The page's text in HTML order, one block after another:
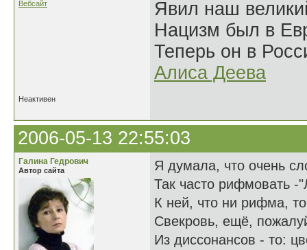
Вебсайт
Явил наш
Нацизм был в
Теперь он в
Алиса Деева
Неактивен
2006-05-13 22:55:03
Галина Гедрович
Автор сайта
Я думала, что очень
Так часто рифмовать -
К ней, что ни рифма,
Свекровь, ещё,
Из диссонансов - то: